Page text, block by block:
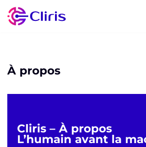
Aller
À propos
Cliris – À propos
L’humain avant la